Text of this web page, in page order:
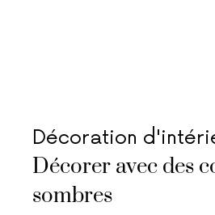
Décoration
Décorer avec des
sombres